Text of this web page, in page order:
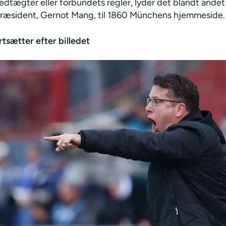
eller forbundets regler, lyder det blandt
Gernot Mang, til 1860 Münchens hjemmeside.
efter billedet